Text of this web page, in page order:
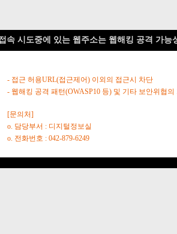
속 시도중에 있는 웹주소는 웹해킹 공격 가능
- 접근 허용URL(접근제어) 이외의 접근시 차단
- 웹해킹 공격 패턴(OWASP10 등) 및 기타 보안위협
[문의처]
o. 담당부서 : 디지털정보실
o. 전화번호 : 042-879-6249